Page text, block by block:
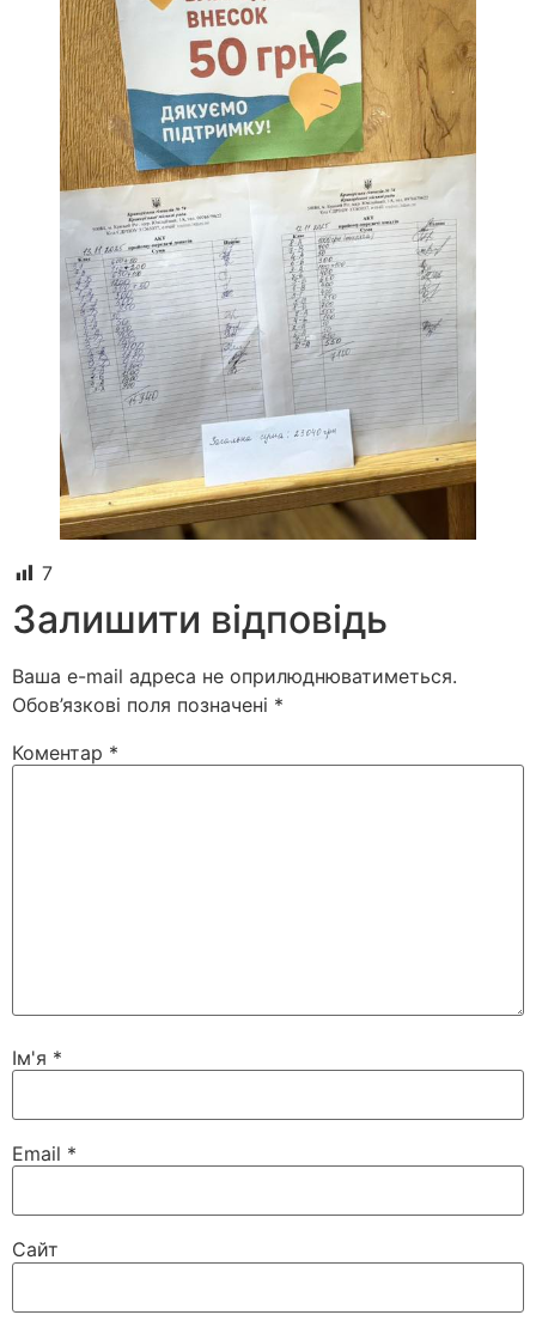
7
Залишити відповідь
Ваша e-mail адреса не оприлюднюватиметься.
Обов’язкові поля позначені *
Коментар *
Ім'я *
Email *
Сайт